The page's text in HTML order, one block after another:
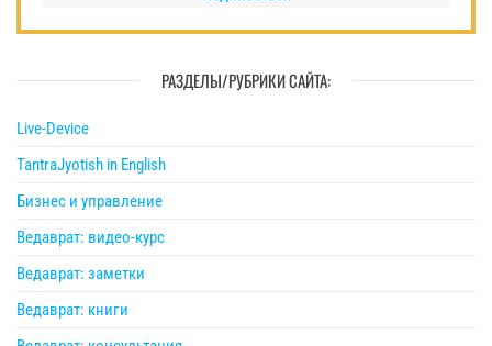
РАЗДЕЛЫ/РУБРИКИ САЙТА:
Live-Device
TantraJyotish in English
Бизнес и управление
Ведаврат: видео-курс
Ведаврат: заметки
Ведаврат: книги